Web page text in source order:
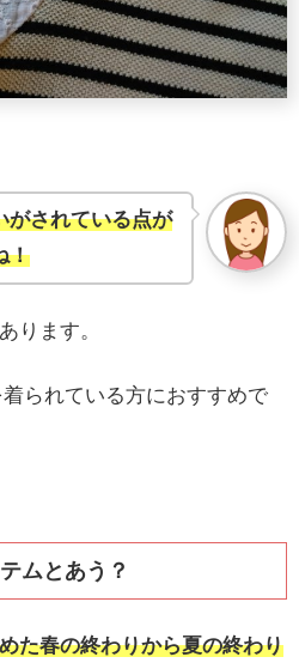
がされている点が
！
ります。
着られている方におすすめで
ムとあう？
た春の終わりから夏の終わり